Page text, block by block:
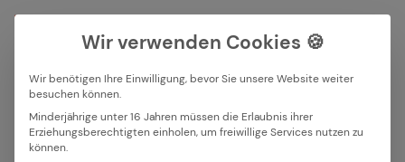
Suchfeld
Zurück
Wir verwenden Cookies 🍪
Wir benötigen Ihre Einwilligung, bevor Sie unsere Website weiter
besuchen können.
Minderjährige unter 16 Jahren müssen die Erlaubnis ihrer
Erziehungsberechtigten einholen, um freiwillige Services nutzen zu
können.